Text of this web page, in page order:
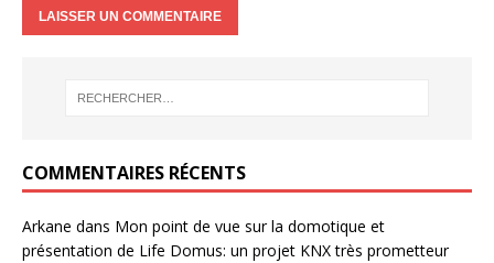
COMMENTAIRES RÉCENTS
Arkane dans Mon point de vue sur la domotique et
présentation de Life Domus: un projet KNX très prometteur